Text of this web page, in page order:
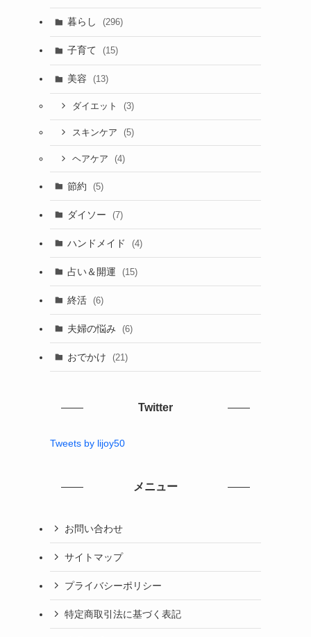
暮らし (296)
子育て (15)
美容 (13)
ダイエット (3)
スキンケア (5)
ヘアケア (4)
節約 (5)
ダイソー (7)
ハンドメイド (4)
占い＆開運 (15)
終活 (6)
夫婦の悩み (6)
おでかけ (21)
Twitter
Tweets by lijoy50
メニュー
お問い合わせ
サイトマップ
プライバシーポリシー
特定商取引法に基づく表記